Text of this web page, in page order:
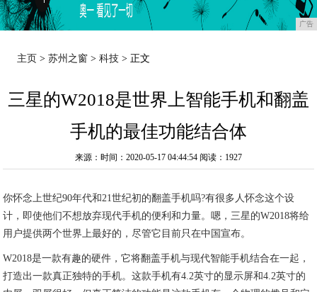
广告
主页 >苏州之窗 >科技 > 正文
三星的W2018是世界上智能手机和翻盖
手机的最佳功能结合体
来源：时间：2020-05-17 04:44:54 阅读：1927
你怀念上世纪90年代和21世纪初的翻盖手机吗?有很多人怀念这个设
计，即使他们不想放弃现代手机的便利和力量。嗯，三星的W2018将给
用户提供两个世界上最好的，尽管它目前只在中国宣布。
W2018是一款有趣的硬件，它将翻盖手机与现代智能手机结合在一起，
打造出一款真正独特的手机。这款手机有4.2英寸的显示屏和4.2英寸的